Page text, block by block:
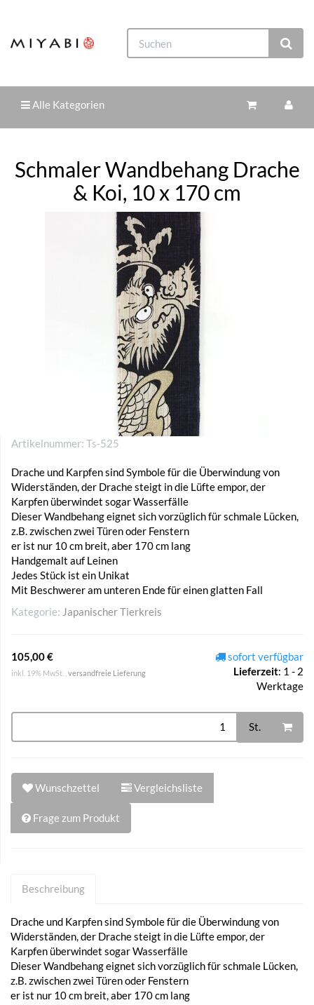
Alle Kategorien
Schmaler Wandbehang Drache
& Koi, 10 x 170 cm
Artikelnummer: Ts-525
Drache und Karpfen sind Symbole für die Überwindung von
Widerständen, der Drache steigt in die Lüfte empor, der
Karpfen überwindet sogar Wasserfälle
Dieser Wandbehang eignet sich vorzüglich für schmale Lücken,
z.B. zwischen zwei Türen oder Fenstern
er ist nur 10 cm breit, aber 170 cm lang
Handgemalt auf Leinen
Jedes Stück ist ein Unikat
Mit Beschwerer am unteren Ende für einen glatten Fall
Kategorie: Japanischer Tierkreis
105,00 €
inkl. 19% MwSt. , versandfreie Lieferung
sofort verfügbar
Lieferzeit: 1 - 2
Werktage
St.
Wunschzettel Vergleichsliste
Frage zum Produkt
Beschreibung
Drache und Karpfen sind Symbole für die Überwindung von
Widerständen, der Drache steigt in die Lüfte empor, der
Karpfen überwindet sogar Wasserfälle
Dieser Wandbehang eignet sich vorzüglich für schmale Lücken,
z.B. zwischen zwei Türen oder Fenstern
er ist nur 10 cm breit, aber 170 cm lang